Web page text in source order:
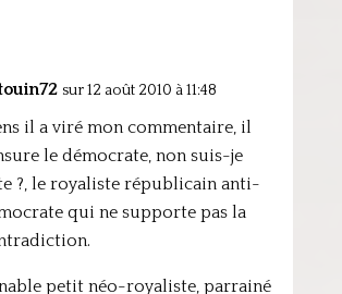
sur 12 août 2010 à 11:48
il a viré mon commentaire, il
le démocrate, non suis-je
?, le royaliste républicain anti-
qui ne supporte pas la
petit néo-royaliste, parrainé